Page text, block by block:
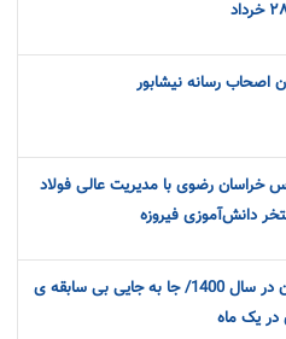
اصحاب رسانه نیشابور
خراسان رضوی با مدیریت عالی فولاد
دانش‌آموزی فیروزه
شروع طوفانی فولاد خراسان در سال 1400/ جا به جایی بی سابقه ی
در یک ماه